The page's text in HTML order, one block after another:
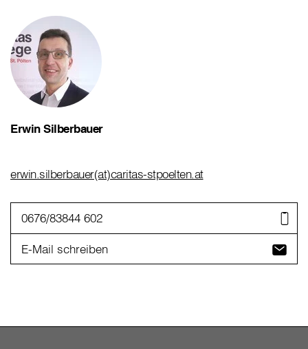
Erwin Silberbauer
erwin.silberbauer(at)caritas-stpoelten.at
0676/83844 602
E-Mail schreiben